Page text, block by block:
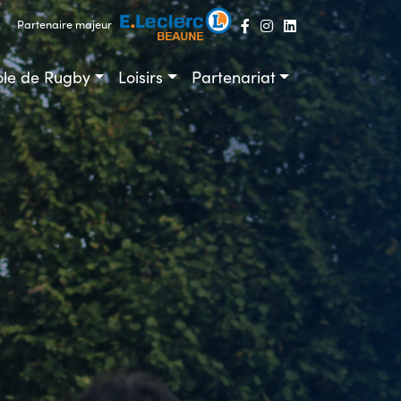
Partenaire majeur
de Rugby Loisirs Partenariat